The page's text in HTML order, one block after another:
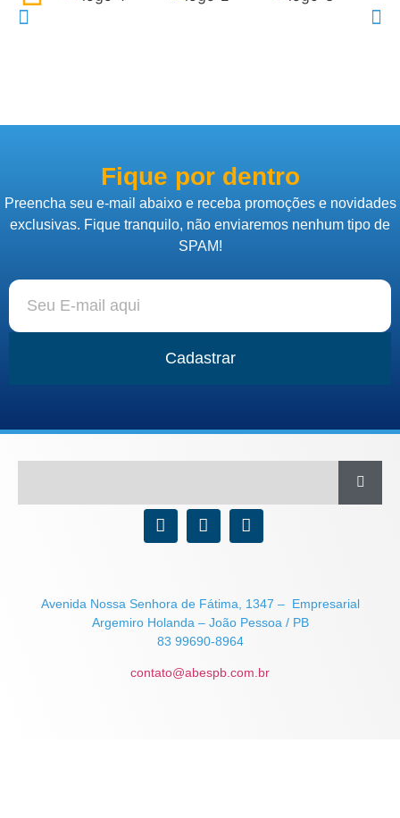
Fique por dentro
Preencha seu e-mail abaixo e receba promoções e novidades
exclusivas. Fique tranquilo, não enviaremos nenhum tipo de
SPAM!
Cadastrar
Avenida Nossa Senhora de Fátima, 1347 – Empresarial
Argemiro Holanda – João Pessoa / PB
83 99690-8964
contato@abespb.com.br